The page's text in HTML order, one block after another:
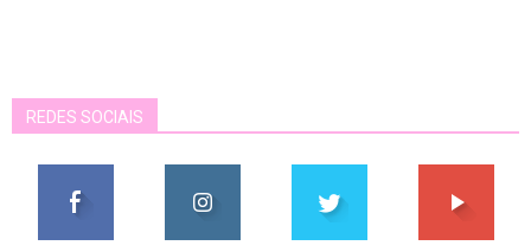
REDES SOCIAIS